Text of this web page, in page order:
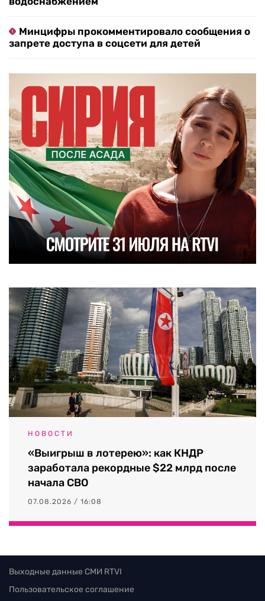
Минцифры прокомментировало сообщения о
запрете доступа в соцсети для детей
НОВОСТИ
«Выигрыш в лотерею»: как КНДР
заработала рекордные $22 млрд после
начала СВО
07.08.2026 / 16:08
Выходные данные СМИ RTVI
Пользовательское соглашение